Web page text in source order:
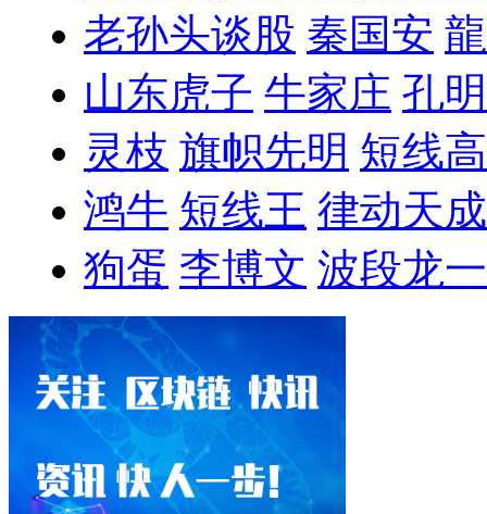
老孙头谈股 秦国安
山东虎子 牛家庄 孔
灵枝 旗帜先明 短线
鸿牛 短线王 律动天成
狗蛋 李博文 波段龙一